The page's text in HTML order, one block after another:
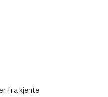
fra kjente